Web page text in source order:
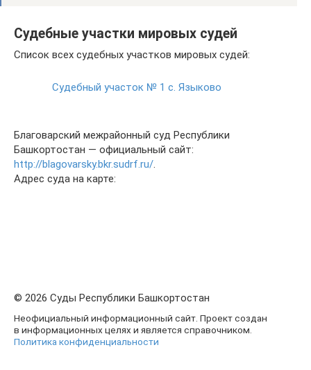
Судебные участки мировых судей
Список всех судебных участков мировых судей:
Судебный участок № 1 с. Языково
Благоварский межрайонный суд Республики
Башкортостан — официальный сайт:
http://blagovarsky.bkr.sudrf.ru/
Адрес суда на карте:
© 2026 Суды Республики Башкортостан
Неофициальный информационный сайт. Проект создан
в информационных целях и является справочником.
Политика конфиденциальности